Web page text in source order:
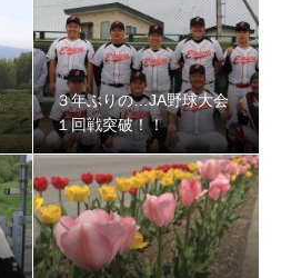
３年ぶりの…JA野球大会
１回戦突破！！